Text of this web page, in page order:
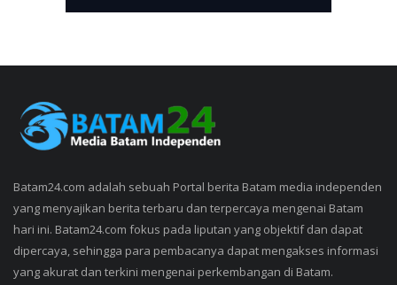
Batam24.com adalah sebuah Portal berita Batam media independen
yang menyajikan berita terbaru dan terpercaya mengenai Batam
hari ini. Batam24.com fokus pada liputan yang objektif dan dapat
dipercaya, sehingga para pembacanya dapat mengakses informasi
yang akurat dan terkini mengenai perkembangan di Batam.